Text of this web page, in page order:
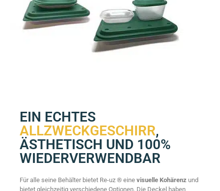
EIN ECHTES
ALLZWECKGESCHIRR,
ÄSTHETISCH UND 100%
WIEDERVERWENDBAR
Für alle seine Behälter bietet Re-uz ® eine visuelle Kohärenz und
bietet gleichzeitig verschiedene Optionen. Die Deckel haben